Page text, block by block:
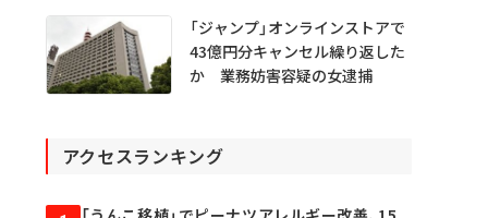
「ジャンプ」オンラインストアで
43億円分キャンセル繰り返した
か 業務妨害容疑の女逮捕
アクセスランキング